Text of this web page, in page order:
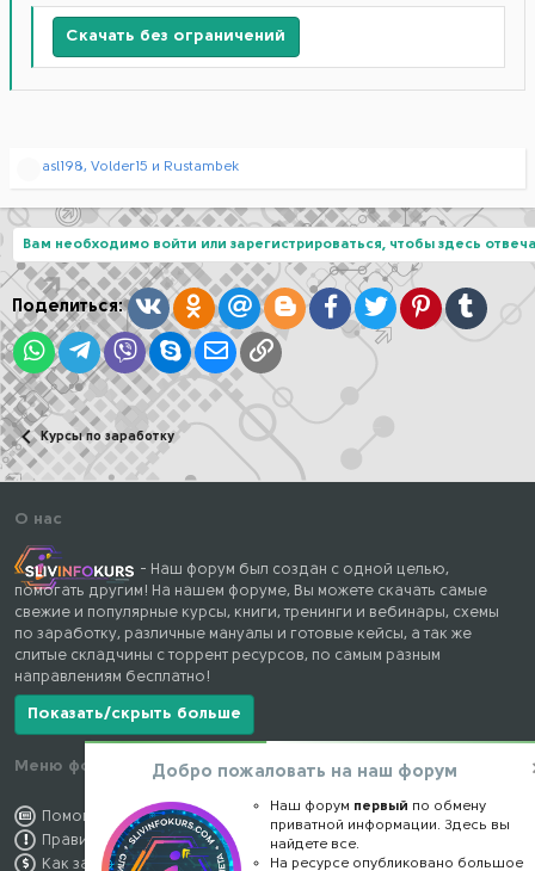
Скачать без ограничений
Р
ц
и
и
:
asl198, Volder15 и Rustambek
Вам необходимо войти или зарегистрироваться, чтобы здесь
Поделиться: ВконтактеОдноклассники
Mail.ruBloggerFacebook
TwitterPinterestTumblr
WhatsAppTelegram
ViberSkypeЭлектронная почта
Ссылка
Курсы по заработку
О нас
- Наш форум был создан с одной целью,
помогать другим! На нашем форуме, Вы можете скачать самые
свежие и популярные курсы, книги, тренинги и вебинары, схемы
по заработку, различные мануалы и готовые кейсы, а так же
слитые складчины с торрент ресурсов, по самым разным
направлениям бесплатно!
Показать/скрыть больше
Меню форума
Помощь по форуму
Правила форума
Как заработать
Наши контакты
kursstore@mail.ru
Обратная связь
Конфиденциальность
Добро пожаловать на наш форум
Наш форум первый по обмену
приватной информации. Здесь вы
найдете все.
На ресурсе опубликовано большое